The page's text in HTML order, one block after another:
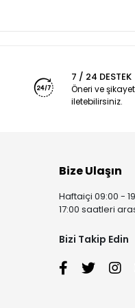
7 / 24 DESTEK
Öneri ve
iletebilirsiniz.
Bize Ulaşın
Haftaiçi 09:00 -
17:00 saatleri
Bizi Takip Edin